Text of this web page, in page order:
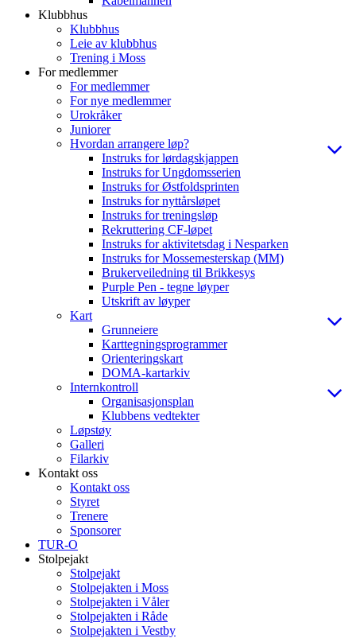
Klubbhus
Klubbhus
Leie av klubbhus
Trening i Moss
For medlemmer
For medlemmer
For nye medlemmer
Urokråker
Juniorer
Hvordan arrangere løp?
Instruks for lørdagskjappen
Instruks for Ungdomsserien
Instruks for Østfoldsprinten
Instruks for nyttårsløpet
Instruks for treningsløp
Rekruttering CF-løpet
Instruks for aktivitetsdag i Nesparken
Instruks for Mossemesterskap (MM)
Brukerveiledning til Brikkesys
Purple Pen - tegne løyper
Utskrift av løyper
Kart
Grunneiere
Karttegningsprogrammer
Orienteringskart
DOMA-kartarkiv
Internkontroll
Organisasjonsplan
Klubbens vedtekter
Løpstøy
Galleri
Filarkiv
Kontakt oss
Kontakt oss
Styret
Trenere
Sponsorer
TUR-O
Stolpejakt
Stolpejakt
Stolpejakten i Moss
Stolpejakten i Våler
Stolpejakten i Råde
Stolpejakten i Vestby